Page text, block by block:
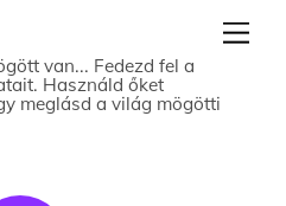
van... Fedezd fel a
Használd őket
meglásd a világ mögötti